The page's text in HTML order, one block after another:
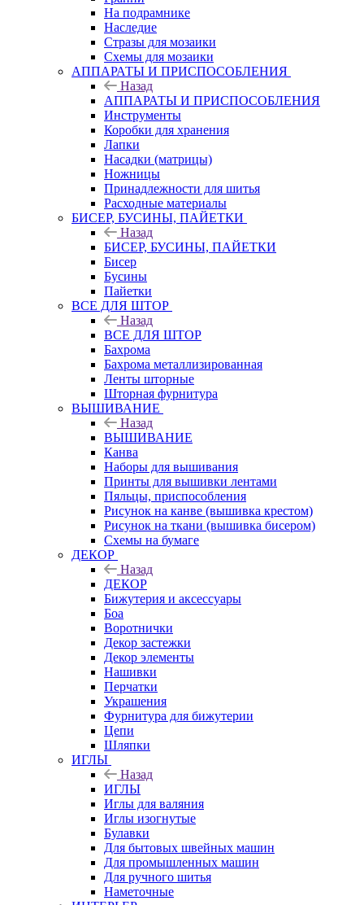
На подрамнике
Наследие
Стразы для мозаики
Схемы для мозаики
АППАРАТЫ И ПРИСПОСОБЛЕНИЯ
Назад
АППАРАТЫ И ПРИСПОСОБЛЕНИЯ
Инструменты
Коробки для хранения
Лапки
Насадки (матрицы)
Ножницы
Принадлежности для шитья
Расходные материалы
БИСЕР, БУСИНЫ, ПАЙЕТКИ
Назад
БИСЕР, БУСИНЫ, ПАЙЕТКИ
Бисер
Бусины
Пайетки
ВСЕ ДЛЯ ШТОР
Назад
ВСЕ ДЛЯ ШТОР
Бахрома
Бахрома металлизированная
Ленты шторные
Шторная фурнитура
ВЫШИВАНИЕ
Назад
ВЫШИВАНИЕ
Канва
Наборы для вышивания
Принты для вышивки лентами
Пяльцы, приспособления
Рисунок на канве (вышивка крестом)
Рисунок на ткани (вышивка бисером)
Схемы на бумаге
ДЕКОР
Назад
ДЕКОР
Бижутерия и аксессуары
Боа
Воротнички
Декор застежки
Декор элементы
Нашивки
Перчатки
Украшения
Фурнитура для бижутерии
Цепи
Шляпки
ИГЛЫ
Назад
ИГЛЫ
Иглы для валяния
Иглы изогнутые
Булавки
Для бытовых швейных машин
Для промышленных машин
Для ручного шитья
Наметочные